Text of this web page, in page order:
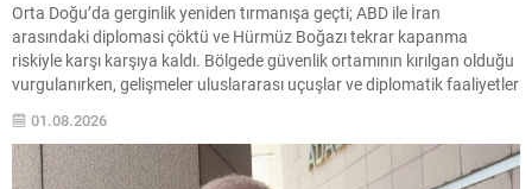
Orta Doğu’da gerginlik yeniden tırmanışa geçti; ABD ile İran
arasındaki diplomasi çöktü ve Hürmüz Boğazı tekrar kapanma
riskiyle karşı karşıya kaldı. Bölgede güvenlik ortamının kırılgan olduğu
vurgulanırken, gelişmeler uluslararası uçuşlar ve diplomatik faaliyetler
üzerinde etkili olma potansiyeli taşıyor. ABD yönetimi, çatışma olasılığı
ve beklenmedik operasyonlara karşı bölgedeki vatandaşlarını dikkatli
olmaya...
01.08.2026